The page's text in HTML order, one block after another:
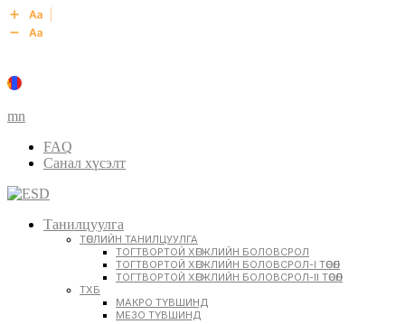
mn
FAQ
Санал хүсэлт
Танилцуулга
ТӨСЛИЙН ТАНИЛЦУУЛГА
ТОГТВОРТОЙ ХӨГЖЛИЙН БОЛОВСРОЛ
ТОГТВОРТОЙ ХӨГЖЛИЙН БОЛОВСРОЛ-I ТӨСӨЛ
ТОГТВОРТОЙ ХӨГЖЛИЙН БОЛОВСРОЛ-II ТӨСӨЛ
ТХБ
МАКРО ТҮВШИНД
МЕЗО ТҮВШИНД